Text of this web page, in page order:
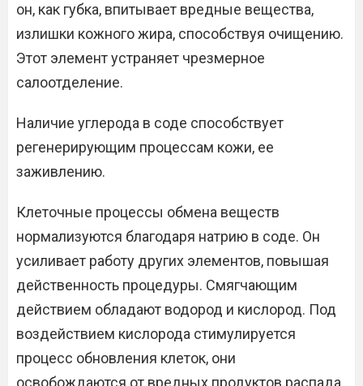
он, как губка, впитывает вредные вещества,
излишки кожного жира, способствуя очищению.
Этот элемент устраняет чрезмерное
салоотделение.
Наличие углерода в соде способствует
регенерирующим процессам кожи, ее
заживлению.
Клеточные процессы обмена веществ
нормализуются благодаря натрию в соде. Он
усиливает работу других элементов, повышая
действенность процедуры. Смягчающим
действием обладают водород и кислород. Под
воздействием кислорода стимулируется
процесс обновления клеток, они
освобождаются от вредных продуктов распада.